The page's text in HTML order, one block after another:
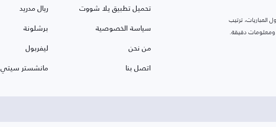
ترتيب
ومعلومات دقيقة.
تحميل تطبيق يلا شووت
سياسة الخصوصية
من نحن
اتصل بنا
ريال مدريد
برشلونة
ليفربول
مانشستر سيتي